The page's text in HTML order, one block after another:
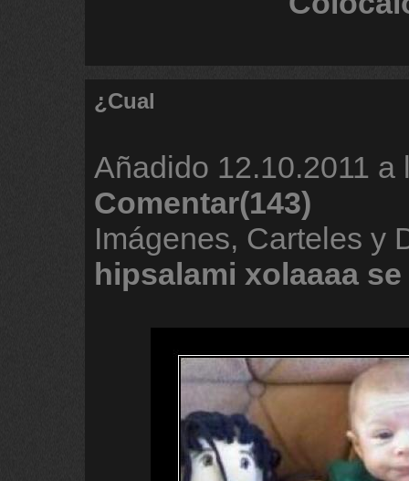
¿Cual
Añadido 12.10.2011 a
Comentar(143)
Imágenes, Carteles y
hipsalami xolaaaa se